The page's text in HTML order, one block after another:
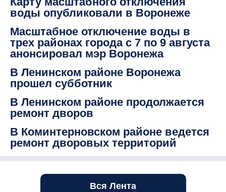
воды опубликовали в Воронеже
Масштабное отключение воды в
трех районах города с 7 по 9 августа
анонсировал мэр Воронежа
В Ленинском районе Воронежа
прошел субботник
В Ленинском районе продолжается
ремонт дворов
В Коминтерновском районе ведется
ремонт дворовых территорий
Вся Лента